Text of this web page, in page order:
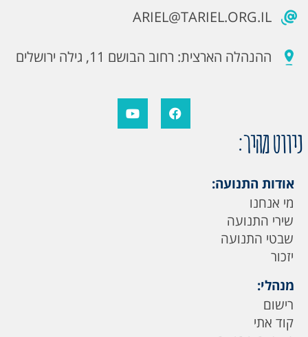
ARIEL@TARIEL.ORG.IL
ההנהלה הארצית: רחוב הבושם 11, גילה ירושלים
ניווט מהיר:
אודות התנועה:
מי אנחנו
שירי התנועה
שבטי התנועה
יזכור
מנהלי:
רישום
קוד אתי